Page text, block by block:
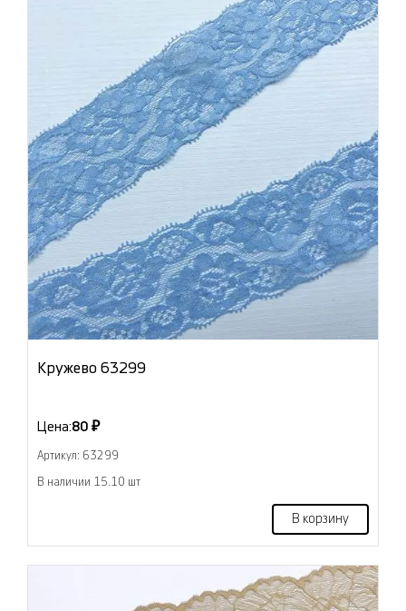
Кружево 63299
Цена:80 ₽
Артикул: 63299
В наличии 15.10 шт
В корзину